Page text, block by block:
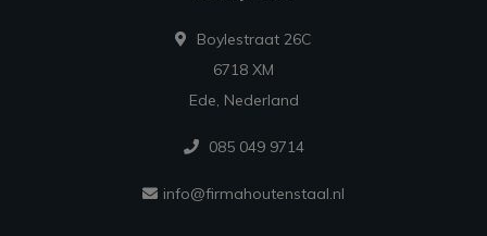
Boylestraat 26C
6718 XM
Ede, Nederland
085 049 9714
info@firmahoutenstaal.nl